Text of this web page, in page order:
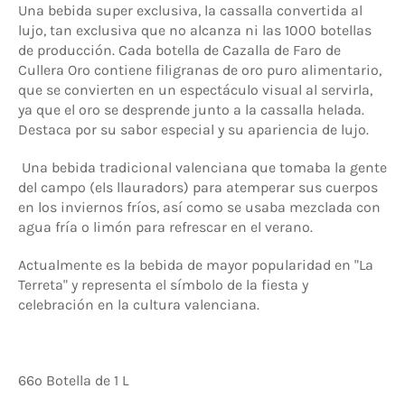
Una bebida super exclusiva, la cassalla convertida al
lujo, tan exclusiva que no alcanza ni las 1000 botellas
de producción. Cada botella de Cazalla de Faro de
Cullera Oro contiene filigranas de oro puro alimentario,
que se convierten en un espectáculo visual al servirla,
ya que el oro se desprende junto a la cassalla helada.
Destaca por su sabor especial y su apariencia de lujo.
Una bebida tradicional valenciana que tomaba la gente
del campo (els llauradors) para atemperar sus cuerpos
en los inviernos fríos, así como se usaba mezclada con
agua fría o limón para refrescar en el verano.
Actualmente es la bebida de mayor popularidad en "La
Terreta" y representa el símbolo de la fiesta y
celebración en la cultura valenciana.
66º Botella de 1 L